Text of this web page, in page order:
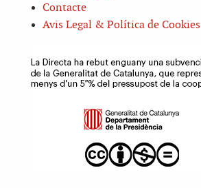
Contacte
Avis Legal & Política de Cookies